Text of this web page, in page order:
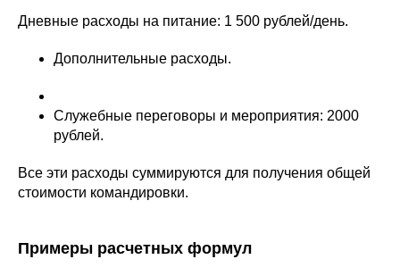
Дневные расходы на питание: 1 500 рублей/день.
Дополнительные расходы.
Служебные переговоры и мероприятия: 2000
рублей.
Все эти расходы суммируются для получения общей
стоимости командировки.
Примеры расчетных формул